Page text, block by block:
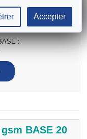
Gratuit
:
BASE 20
Accepter